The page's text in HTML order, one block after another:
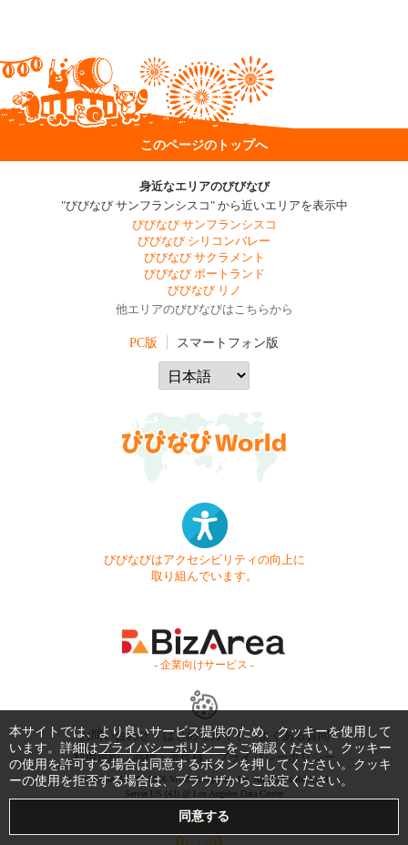
このページのトップへ
身近なエリアのびびなび
"びびなび サンフランシスコ" から近いエリアを表示中
びびなび サンフランシスコ
びびなび シリコンバレー
びびなび サクラメント
びびなび ポートランド
びびなび リノ
他エリアのびびなびはこちらから
PC版 スマートフォン版
びびなびはアクセシビリティの向上に
取り組んでいます。
- 企業向けサービス -
お問い合わせ はじめてガイド
よくある質問
利用規約
商標・著作権 プライバシーポリシー
Copyright © 1999-2026 Vivid Navigation, Inc. All Rights Reserved.
Server US (43) @ Los Angeles Data Center
本サイトでは、より良いサービス提供のため、クッキーを使用して
います。詳細はプライバシーポリシーをご確認ください。クッキー
の使用を許可する場合は同意するボタンを押してください。クッキ
ーの使用を拒否する場合は、ブラウザからご設定ください。